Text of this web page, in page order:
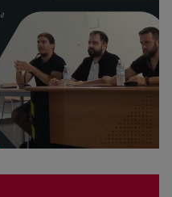
Política de cookies